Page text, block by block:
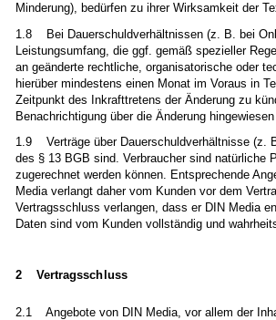
Minderung), bedürfen zu ihrer Wirksamkeit der
1.8 Bei Dauerschuldverhältnissen (z. B. bei
Leistungsumfang, die ggf. gemäß spezieller
an geänderte rechtliche, organisatorische oder
hierüber mindestens einen Monat im Voraus in
Zeitpunkt des Inkrafttretens der Änderung zu
Benachrichtigung über die Änderung
1.9 Verträge über Dauerschuldverhältnisse (z.
des § 13 BGB sind. Verbraucher sind natürliche
zugerechnet werden können. Entsprechende
Media verlangt daher vom Kunden vor dem
Vertragsschluss verlangen, dass er DIN Media
Daten sind vom Kunden vollständig und
2 Vertragsschluss
2.1 Angebote von DIN Media, vor allem der